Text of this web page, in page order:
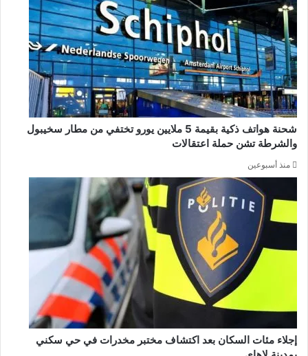
شحنة هواتف ذكية بقيمة 5 ملايين يورو تختفي من مطار سخيبول
والشرطة تشن حملة اعتقالات
منذ أسبوعين
إجلاء مئات السكان بعد اكتشاف مختبر مخدرات في حي سكني